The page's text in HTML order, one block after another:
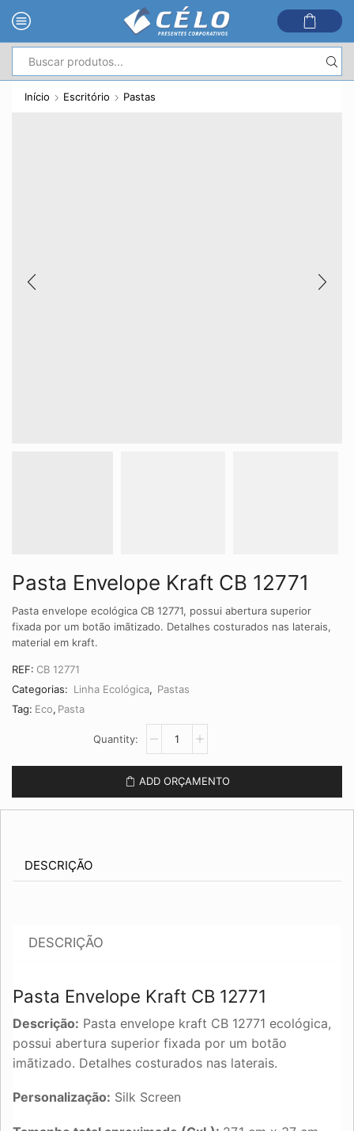
de
Início Escritório Pastas
Pasta Envelope Kraft CB 12771
Pasta envelope ecológica CB 12771, possui abertura superior
fixada por um botão imãtizado. Detalhes costurados nas laterais,
material em kraft.
REF: CB 12771
Categorias: Linha Ecológica, Pastas
Tag: Eco, Pasta
Envelope
12771
ADD ORÇAMENTO
DESCRIÇÃO
DESCRIÇÃO
Pasta Envelope Kraft CB 12771
Descrição: Pasta envelope kraft CB 12771 ecológica,
possui abertura superior fixada por um botão
imãtizado. Detalhes costurados nas laterais.
Personalização: Silk Screen